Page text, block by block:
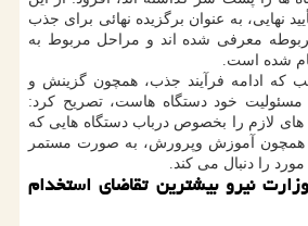
بعد از تأیید نهایی، به عنوان برگزیده نهائی برای جذب
معرفی شده اند و مراحل مربوط به
شده است.
که ادامه فرآیند جذب، همچون گزینش و
خود دستگاه هاست، تصریح کرد:
های لازم را بخصوص درباب دستگاه هایی که
همچون آموزش وپرورش، به صورت مستمر
را دنبال می کند.
نیرو بیشترین تقاضای استخدام